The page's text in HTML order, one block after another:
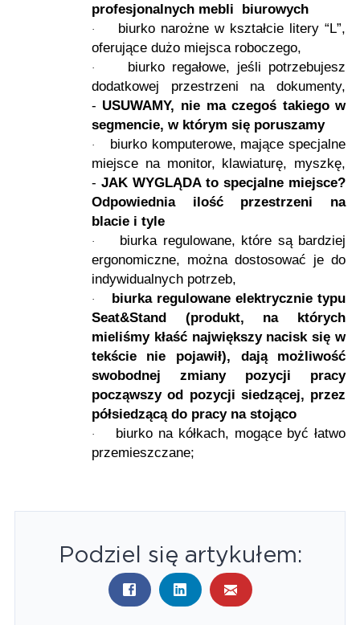
profesjonalnych mebli biurowych
·
biurko narożne w kształcie litery “L”,
oferujące dużo miejsca roboczego,
·
biurko regałowe, jeśli potrzebujesz
dodatkowej przestrzeni na dokumenty,
- USUWAMY, nie ma czegoś takiego w
segmencie, w którym się poruszamy
·
biurko komputerowe, mające specjalne
miejsce na monitor, klawiaturę, myszkę,
- JAK WYGLĄDA to specjalne miejsce?
Odpowiednia ilość przestrzeni na
blacie i tyle
·
biurka regulowane, które są bardziej
ergonomiczne, można dostosować je do
indywidualnych potrzeb,
·
biurka regulowane elektrycznie typu
Seat&Stand (produkt, na których
mieliśmy kłaść największy nacisk się w
tekście nie pojawił), dają możliwość
swobodnej zmiany pozycji pracy
począwszy od pozycji siedzącej, przez
półsiedzącą do pracy na stojąco
·
biurko na kółkach, mogące być łatwo
przemieszczane;
Podziel się artykułem: